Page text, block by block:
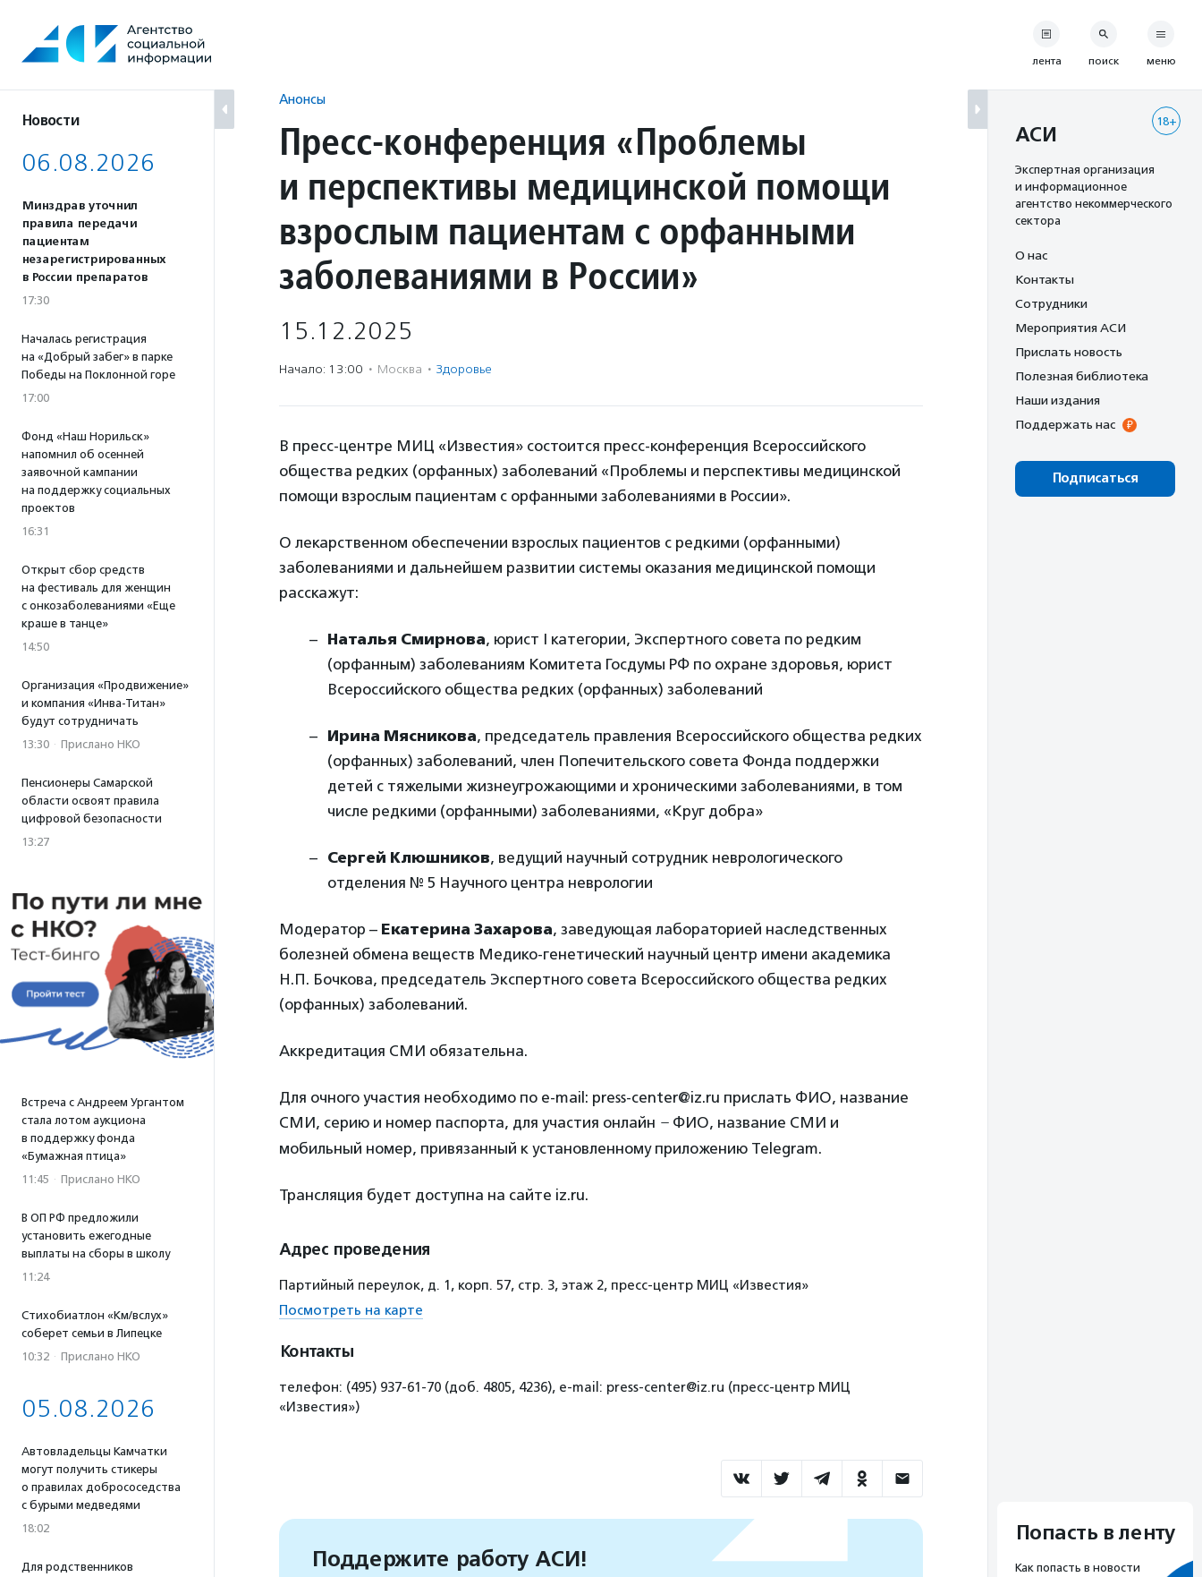
содержанию
Новости
06.08.2026
Минздрав уточнил
правила передачи
пациентам
незарегистрированных
в России препаратов
17:30
Началась регистрация
на «Добрый забег» в парке
Победы на Поклонной горе
17:00
Фонд «Наш Норильск»
напомнил об осенней
заявочной кампании
на поддержку социальных
проектов
16:31
Открыт сбор средств
на фестиваль для женщин
с онкозаболеваниями «Еще
краше в танце»
14:50
Организация «Продвижение»
и компания «Инва-Титан»
будут сотрудничать
13:30 · Прислано НКО
Пенсионеры Самарской
области освоят правила
цифровой безопасности
13:27
Встреча с Андреем Ургантом
стала лотом аукциона
в поддержку фонда
«Бумажная птица»
11:45 · Прислано НКО
В ОП РФ предложили
установить ежегодные
выплаты на сборы в школу
11:24
Стихобиатлон «Км/вслух»
соберет семьи в Липецке
10:32 · Прислано НКО
05.08.2026
Автовладельцы Камчатки
могут получить стикеры
о правилах добрососедства
с бурыми медведями
18:02
Для родственников
Анонсы
Пресс-конференция «Проблемы
и перспективы медицинской помощи
взрослым пациентам с орфанными
заболеваниями в России»
15.12.2025
Начало: 13:00 · Москва · Здоровье
В пресс-центре МИЦ «Известия» состоится пресс-конференция Всероссийского
общества редких (орфанных) заболеваний «Проблемы и перспективы медицинской
помощи взрослым пациентам с орфанными заболеваниями в России».
О лекарственном обеспечении взрослых пациентов с редкими (орфанными)
заболеваниями и дальнейшем развитии системы оказания медицинской помощи
расскажут:
Наталья Смирнова, юрист I категории, Экспертного совета по редким
(орфанным) заболеваниям Комитета Госдумы РФ по охране здоровья, юрист
Всероссийского общества редких (орфанных) заболеваний
Ирина Мясникова, председатель правления Всероссийского общества редких
(орфанных) заболеваний, член Попечительского совета Фонда поддержки
детей с тяжелыми жизнеугрожающими и хроническими заболеваниями, в том
числе редкими (орфанными) заболеваниями, «Круг добра»
Сергей Клюшников, ведущий научный сотрудник неврологического
отделения № 5 Научного центра неврологии
Модератор – Екатерина Захарова, заведующая лабораторией наследственных
болезней обмена веществ Медико-генетический научный центр имени академика
Н.П. Бочкова, председатель Экспертного совета Всероссийского общества редких
(орфанных) заболеваний.
Аккредитация СМИ обязательна.
Для очного участия необходимо по e-mail: press-center@iz.ru прислать ФИО, название
СМИ, серию и номер паспорта, для участия онлайн – ФИО, название СМИ и
мобильный номер, привязанный к установленному приложению Telegram.
Трансляция будет доступна на сайте iz.ru.
Адрес проведения
Партийный переулок, д. 1, корп. 57, стр. 3, этаж 2, пресс-центр МИЦ «Известия»
Посмотреть на карте
Контакты
телефон: (495) 937-61-70 (доб. 4805, 4236), e-mail: press-center@iz.ru (пресс-центр МИЦ
«Известия»)
Поддержите работу АСИ!
лента поиск меню
18+
АСИ
Экспертная организация
и информационное
агентство некоммерческого
сектора
О нас
Контакты
Сотрудники
Мероприятия АСИ
Прислать новость
Полезная библиотека
Наши издания
Поддержать нас
Подписаться
Попасть в ленту
Как попасть в новости